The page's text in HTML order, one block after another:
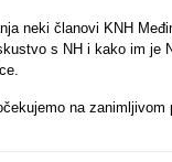
neki članovi KNH
s NH i kako im je
na zanimljivom